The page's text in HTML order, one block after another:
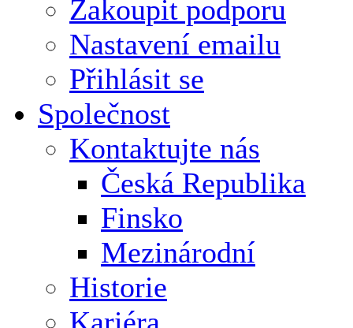
Zakoupit podporu
Nastavení emailu
Přihlásit se
Společnost
Kontaktujte nás
Česká Republika
Finsko
Mezinárodní
Historie